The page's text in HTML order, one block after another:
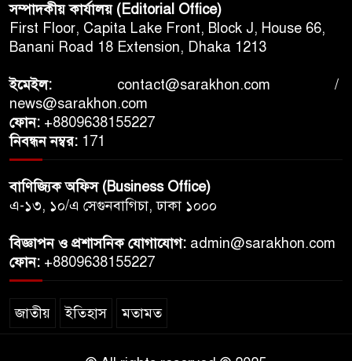
সম্পাদকীয় কার্যালয় (Editorial Office)
First Floor, Capita Lake Front, Block J, House 66,
Banani Road 18 Extension, Dhaka 1213
ইমেইল: contact@sarakhon.com /
news@sarakhon.com
ফোন: +8809638155227
নিবন্ধন নম্বর: 171
বাণিজ্যিক অফিস (Business Office)
এ-১৩, ১০/এ সেগুনবাগিচা, ঢাকা ১০০০
বিজ্ঞাপন ও প্রশাসনিক যোগাযোগ: admin@sarakhon.com
ফোন: +8809638155227
জাতীয় ইতিহাস মতামত